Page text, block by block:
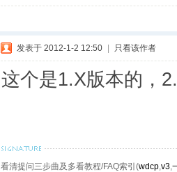
发表于 2012-1-2 12:50 只看该作者
这个是1.X版本的，
看清提问三步曲及多看教程/FAQ索引(wdcp,v3,